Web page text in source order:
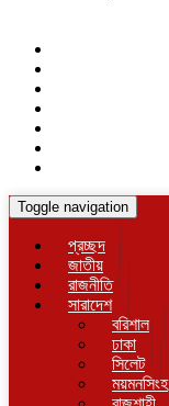
Toggle navigation
প্রচ্ছদ
জাতীয়
রাজনীতি
সারাদেশ
বরিশাল
ঢাকা
সিলেট
ময়মনসিংহ